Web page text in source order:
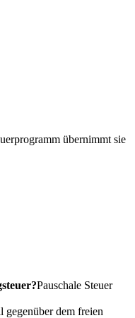
übernimmt sie
Pauschale Steuer
dem freien